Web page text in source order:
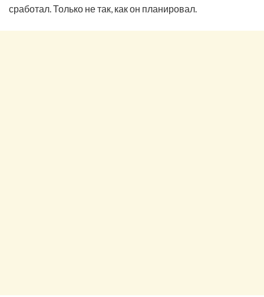
сработал. Только не так, как он планировал.